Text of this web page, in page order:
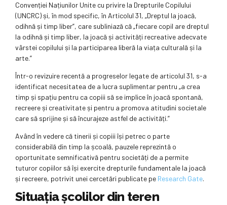
Convenției Națiunilor Unite cu privire la Drepturile Copilului
(UNCRC) și, în mod specific, în Articolul 31, „Dreptul la joacă,
odihnă și timp liber”, care subliniază că „fiecare copil are dreptul
la odihnă și timp liber, la joacă și activități recreative adecvate
vârstei copilului și la participarea liberă la viața culturală și la
arte.”
Într-o revizuire recentă a progreselor legate de articolul 31, s-a
identificat necesitatea de a lucra suplimentar pentru „a crea
timp și spațiu pentru ca copiii să se implice în joacă spontană,
recreere și creativitate și pentru a promova atitudini societale
care să sprijine și să încurajeze astfel de activități.”
Având în vedere că tinerii și copiii își petrec o parte
considerabilă din timp la școală, pauzele reprezintă o
oportunitate semnificativă pentru societăți de a permite
tuturor copiilor să își exercite drepturile fundamentale la joacă
și recreere, potrivit unei cercetări publicate pe Research Gate.
Situația școlilor din teren